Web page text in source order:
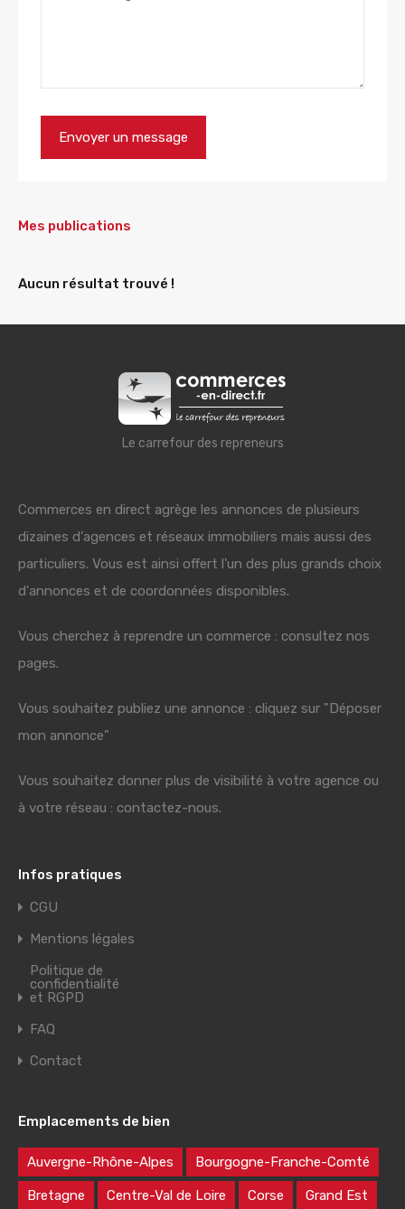
Mes publications
Aucun résultat trouvé !
Le carrefour des repreneurs
Commerces en direct agrège les annonces de plusieurs
dizaines d'agences et réseaux immobiliers mais aussi des
particuliers. Vous est ainsi offert l'un des plus grands choix
d'annonces et de coordonnées disponibles.
Vous cherchez à reprendre un commerce : consultez nos
pages.
Vous souhaitez publiez une annonce : cliquez sur "Déposer
mon annonce"
Vous souhaitez donner plus de visibilité à votre agence ou
à votre réseau : contactez-nous.
Infos pratiques
CGU
Mentions légales
Politique de
confidentialité
et RGPD
FAQ
Contact
Emplacements de bien
Auvergne-Rhône-Alpes Bourgogne-Franche-Comté
Bretagne Centre-Val de Loire Corse Grand Est